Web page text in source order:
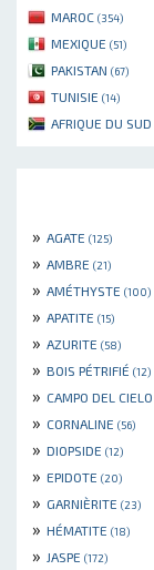
MAROC (354)
MEXIQUE (51)
PAKISTAN (67)
TUNISIE (14)
AFRIQUE DU SUD
» AGATE (125)
» AMBRE (21)
» AMÉTHYSTE (100)
» APATITE (15)
» AZURITE (58)
» BOIS PÉTRIFIÉ (12)
» CAMPO DEL CIELO
» CORNALINE (56)
» DIOPSIDE (12)
» EPIDOTE (20)
» GARNIÈRITE (23)
» HÉMATITE (18)
» JASPE (172)